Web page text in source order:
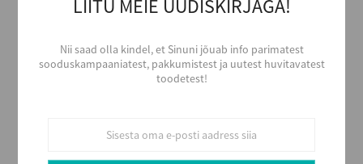
Enne tarvitamist õrnalt loksutada! Serveerida jahutatult.
tootva brändi ajalugu on väärikas. Ettevõtte asutaja
LIITU MEIE UUDISKIRJAGA!
Nii saad olla kindel, et Sinuni jõuab info parimatest
sooduskampaaniatest, pakkumistest ja uutest huvitavatest
toodetest!